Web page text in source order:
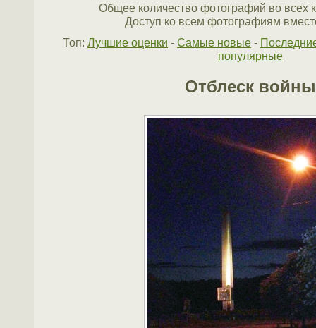
Общее количество фотографий во всех
Доступ ко всем фотографиям
Топ: Лучшие оценки - Самые новые -
популярные
Отблеск войны